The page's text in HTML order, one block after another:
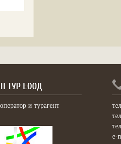
ТУР ЕООД
и турагент
e-